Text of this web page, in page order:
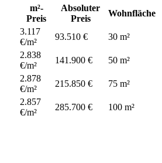
m²-
Preis
Absoluter
Preis
Wohnfläche
3.117
€/m²
93.510 €
30 m²
2.838
€/m²
141.900 €
50 m²
2.878
€/m²
215.850 €
75 m²
2.857
€/m²
285.700 € 100 m²